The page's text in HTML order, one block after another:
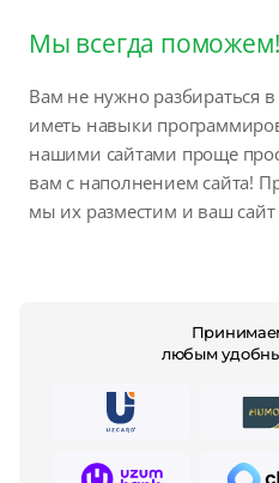
Мы всегда поможем!
Вам не нужно разбираться в
иметь навыки
нашими сайтами проще
вам с наполнением сайта!
мы их разместим и ваш сайт
любым